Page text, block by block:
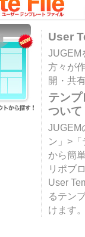
User
JUGEM
方々が
開・共
テン
ついて
JUGEM
ン」>
から簡
リポブ
User
るテン
けます